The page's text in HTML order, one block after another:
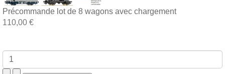
Précommande lot de 8 wagons avec chargement
110,00 €